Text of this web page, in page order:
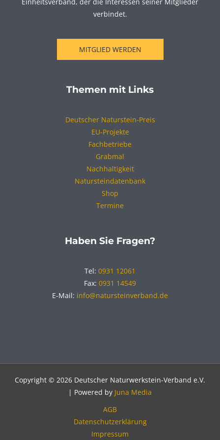
verbindet.
MITGLIED WERDEN
Themen mit Links
Deutscher Naturstein-Preis
EU-Projekte
Fachbetriebe
Grabmal
Nachhaltigkeit
Natursteindatenbank
Shop
Termine
Haben Sie Fragen?
Tel: 0931 12061
Fax: 0931 14549
E-Mail: info@natursteinverband.de
Copyright © 2026 Deutscher Naturwerkstein-Verband e.V.
| Powered by Juna Media
AGB
Datenschutzerklärung
Impressum